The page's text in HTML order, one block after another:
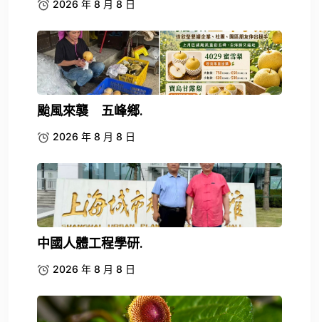
2026 年 8 月 8 日
颱風來襲 五峰鄉.
2026 年 8 月 8 日
中國人體工程學研.
2026 年 8 月 8 日